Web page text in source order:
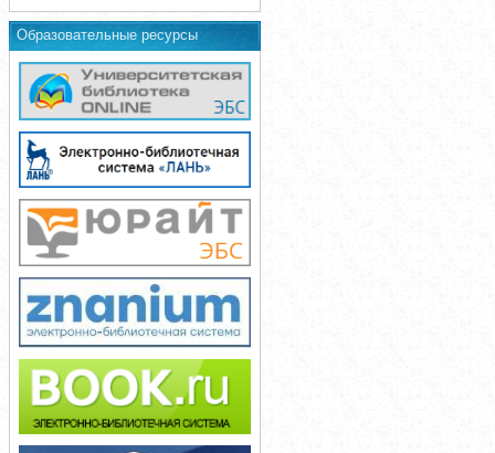
Образовательные ресурсы